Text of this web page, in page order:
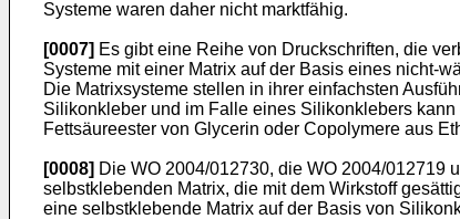
Systeme waren daher nicht marktfähig.
[0007] Es gibt eine Reihe von Druckschriften, die
Systeme mit einer Matrix auf der Basis eines nicht-
Die Matrixsysteme stellen in ihrer einfachsten
Silikonkleber und im Falle eines Silikonklebers
Fettsäureester von Glycerin oder Copolymere aus
[0008] Die WO 2004/012730, die WO 2004/012719
selbstklebenden Matrix, die mit dem Wirkstoff
eine selbstklebende Matrix auf der Basis von